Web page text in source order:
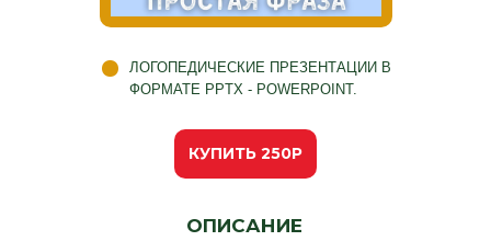
КУПИТЬ 250Р
ЛОГОПЕДИЧЕСКИЕ ПРЕЗЕНТАЦИИ В
ФОРМАТЕ PPTX - POWERPOINT.
ОПИСАНИЕ